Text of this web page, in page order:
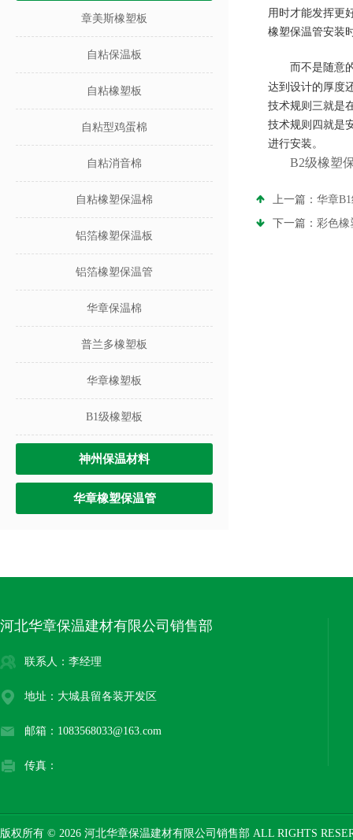
章美斯橡塑板
自粘保温板
自粘橡塑板
自粘型鸡蛋棉
自粘消音棉
自粘橡塑保温棉
铝箔橡塑保温板
铝箔橡塑保温管
华章保温棉
普兰多橡塑板
华章橡塑板
B1级橡塑板
神州保温材料
华章橡塑保温管
用时才能发挥更
橡塑保温管安装
而不是随意
达到设计的厚度
技术规则三就是
技术规则四就是
进行安装。
B2级橡塑
上一篇： 华章
下一篇： 彩色橡
河北华章保温建材有限公司销售部
联系人：李经理
地址：大城县留各装开发区
邮箱：1083568033@163.com
传真：
版权所有 © 2026 河北华章保温建材有限公司销售部 ALL RIGHTS